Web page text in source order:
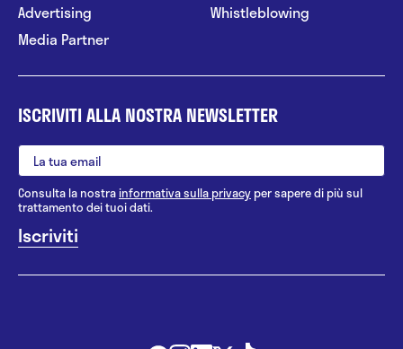
Advertising
Media Partner
Whistleblowing
ISCRIVITI ALLA NOSTRA NEWSLETTER
Consulta la nostrainformativa sulla privacy per sapere di più sul
trattamento dei tuoi dati.